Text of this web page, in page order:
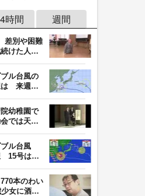
時間 週間
差別や困難
けた人
ブル台風の
は 来週、
幼稚園で
では天皇
ブル台風
15号は北
本のわい
女に酒と